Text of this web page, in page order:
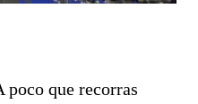
poco que recorras